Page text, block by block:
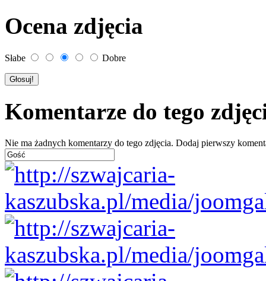
Ocena zdjęcia
Słabe Dobre
Komentarze do tego
Nie ma żadnych komentarzy do tego zdjęcia. Dodaj pierwszy